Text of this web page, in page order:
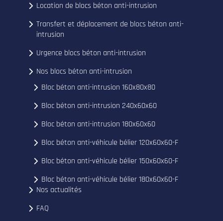
Location de blocs béton anti-intrusion
Transfert et déplacement de blocs béton anti-
intrusion
Urgence blocs béton anti-intrusion
Nos blocs béton anti-intrusion
Bloc béton anti-intrusion 160x80x80
Bloc béton anti-intrusion 240x60x60
Bloc béton anti-intrusion 180x60x60
Bloc béton anti-véhicule bélier 120x60x60-F
Bloc béton anti-véhicule bélier 150x60x60-F
Bloc béton anti-véhicule bélier 180x60x60-F
Nos actualités
FAQ